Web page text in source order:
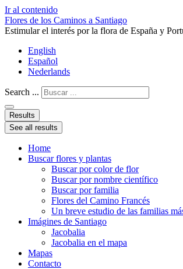
Ir al contenido
Flores de los Caminos a Santiago
Estimular el interés por la flora de España y
English
Español
Nederlands
Search ...
Results
See all results
Home
Buscar flores y plantas
Buscar por color de flor
Buscar por nombre científico
Buscar por familia
Flores del Camino Francés
Un breve estudio de las familias
Imágines de Santiago
Jacobalia
Jacobalia en el mapa
Mapas
Contacto